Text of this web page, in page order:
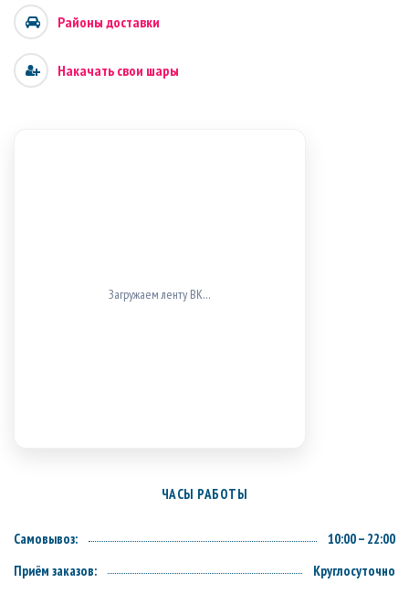
Районы доставки
Накачать свои шары
Загружаем ленту ВК…
ЧАСЫ РАБОТЫ
Самовывоз:
10:00 – 22:00
Приём заказов:
Круглосуточно